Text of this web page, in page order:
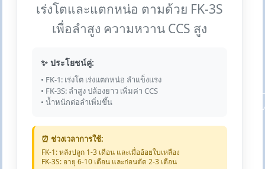
เร่งโตและแตกหน่อ ตามด้วย FK-3S
เพื่อลำสูง ความหวาน CCS สูง
✨ ประโยชน์คู่:
• FK-1: เร่งโต เร่งแตกหน่อ ลำแข็งแรง
• FK-3S: ลำสูง ปล้องยาว เพิ่มค่า CCS
• น้ำหนักต่อลำเพิ่มขึ้น
⏰ ช่วงเวลาการใช้:
FK-1: หลังปลูก 1-3 เดือน และเมื่ออ้อยใบเหลือง
FK-3S: อายุ 6-10 เดือน และก่อนตัด 2-3 เดือน